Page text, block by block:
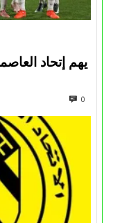
يهم إتحاد
0